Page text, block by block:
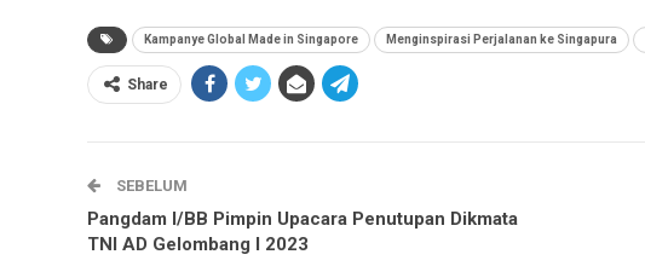
Kampanye Global Made in Singapore Menginspirasi Perjalanan ke Singapura
Share
SEBELUM
Pangdam I/BB Pimpin Upacara Penutupan Dikmata
TNI AD Gelombang I 2023